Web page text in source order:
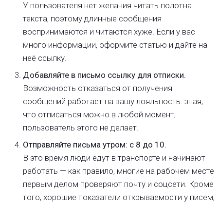
У пользователя нет желания читать полотна
текста, поэтому длинные сообщения
воспринимаются и читаются хуже. Если у вас
много информации, оформите статью и дайте на
неё ссылку.
Добавляйте в письмо ссылку для отписки.
Возможность отказаться от получения
сообщений работает на вашу лояльность: зная,
что отписаться можно в любой момент,
пользователь этого не делает.
Отправляйте письма утром: с 8 до 10.
В это время люди едут в транспорте и начинают
работать — как правило, многие на рабочем месте
первым делом проверяют почту и соцсети. Кроме
того, хорошие показатели открываемости у писем,